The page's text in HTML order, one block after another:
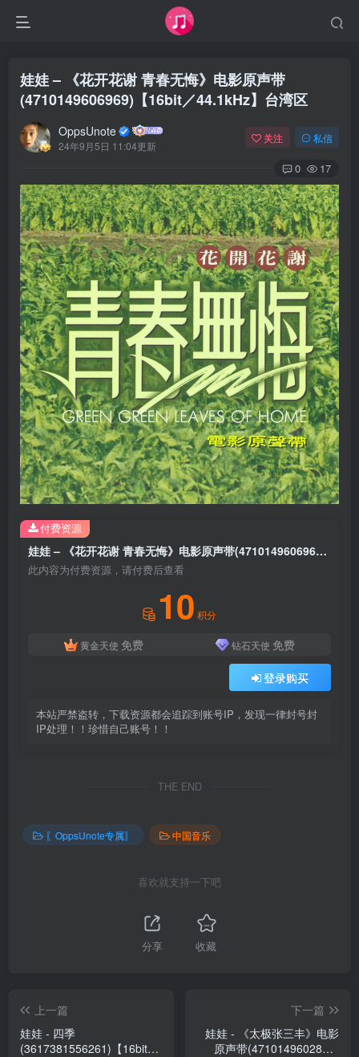
娃娃 – 《花开花谢 青春无悔》电影原声带
(4710149606969)【16bit／44.1kHz】台湾区
OppsUnote
24年9月5日 11:04更新
关注 私信
0 17
娃娃 – 《花开花谢 青春无悔》电影原声带(4710149606969)【16bit／44.1kHz】台湾区
此内容为付费资源，请付费后查看
10 积分
黄金天使 免费 钻石天使 免费
登录购买
本站严禁盗转，下载资源都会追踪到账号IP，发现一律封号封
IP处理！！珍惜自己账号！！
付费资源
THE END
〖OppsUnote专属〗 中国音乐
喜欢就支持一下吧
分享 收藏
上一篇
娃娃 - 四季
(3617381556261)【16bit／
下一篇
娃娃 - 《太极张三丰》电影
原声带(4710149602862)